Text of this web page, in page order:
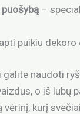
–
puikiu
naudoti
o iš lubų
kurį